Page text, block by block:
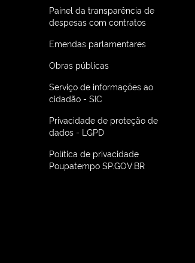
Painel da transparência de
despesas com contratos
Emendas parlamentares
Obras públicas
Serviço de informações ao
cidadão - SIC
Privacidade de proteção de
dados - LGPD
Política de privacidade
Poupatempo SP.GOV.BR